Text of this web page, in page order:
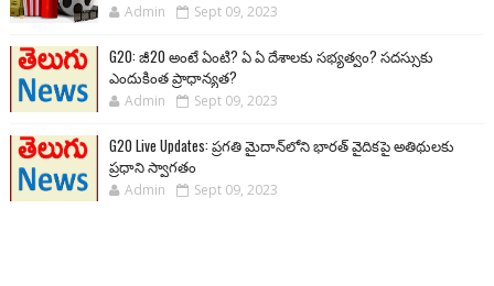
Admin Sept 09, 2023
G20: జీ20 అంటే ఏంటి? ఏ ఏ దేశాలకు సభ్యత్వం? సదస్సుకు
ఎందుకింత ప్రాధాన్యత?
Admin Sept 09, 2023
G20 Live Updates: ప్రగతి మైదాన్‌లోని భారత్ వైదికపై అతిథులకు
ప్రధాని స్వాగతం
Admin Sept 09, 2023